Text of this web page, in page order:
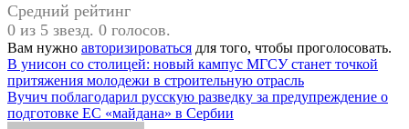
Средний рейтинг
0 из 5 звезд. 0 голосов.
Вам нужно авторизироваться для того, чтобы проголосовать.
Навигация
по
записям
В унисон со столицей: новый кампус МГСУ станет точкой
притяжения молодежи в строительную отрасль
Вучич поблагодарил русскую разведку за предупреждение о
подготовке ЕС «майдана» в Сербии